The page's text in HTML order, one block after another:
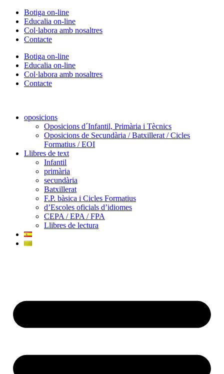
contingut
Botiga on-line
Educalia on-line
Col·labora amb nosaltres
Contacte
Botiga on-line
Educalia on-line
Col·labora amb nosaltres
Contacte
oposicions
Oposicions d´Infantil, Primària i Tècnics
Oposicions de Secundària / Batxillerat / Cicles
Formatius / EOI
Llibres de text
Infantil
primària
secundària
Batxillerat
F.P. bàsica i Cicles Formatius
d’Escoles oficials d’idiomes
CEPA / EPA / FPA
Llibres de lectura